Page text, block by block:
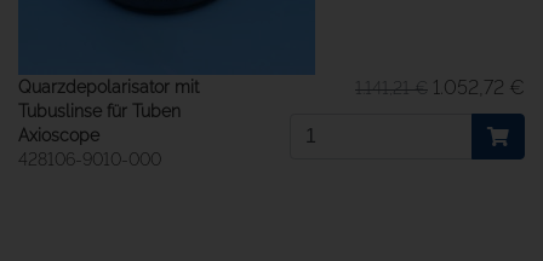
Quarzdepolarisator mit
Tubuslinse für Tuben
Axioscope
428106-9010-000
1.141,21 € 1.052,72 €